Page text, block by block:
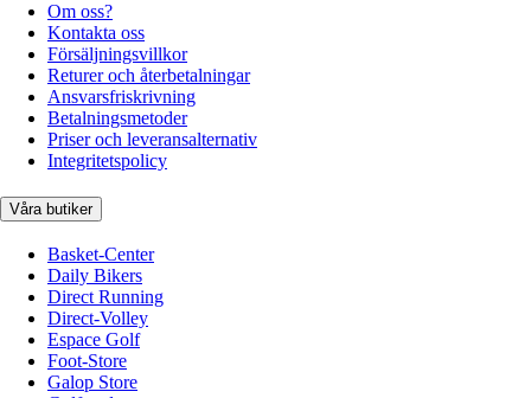
Om oss?
Kontakta oss
Försäljningsvillkor
Returer och återbetalningar
Ansvarsfriskrivning
Betalningsmetoder
Priser och leveransalternativ
Integritetspolicy
Våra butiker
Basket-Center
Daily Bikers
Direct Running
Direct-Volley
Espace Golf
Foot-Store
Galop Store